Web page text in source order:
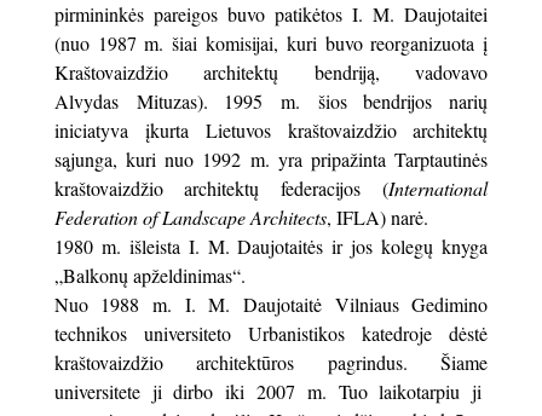
pirmininkės pareigos buvo patikėtos I. M. Daujotaitei
(nuo 1987 m. šiai komisijai, kuri buvo reorganizuota į
Kraštovaizdžio architektų bendriją, vadovavo
Alvydas Mituzas). 1995 m. šios bendrijos narių
iniciatyva įkurta Lietuvos kraštovaizdžio architektų
sąjunga, kuri nuo 1992 m. yra pripažinta Tarptautinės
kraštovaizdžio architektų federacijos (International
Federation of Landscape Architects, IFLA) narė.
1980 m. išleista I. M. Daujotaitės ir jos kolegų knyga
„Balkonų apželdinimas“.
Nuo 1988 m. I. M. Daujotaitė Vilniaus Gedimino
technikos universiteto Urbanistikos katedroje dėstė
kraštovaizdžio architektūros pagrindus. Šiame
universitete ji dirbo iki 2007 m. Tuo laikotarpiu ji